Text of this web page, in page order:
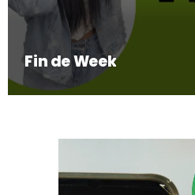
Fin de Week